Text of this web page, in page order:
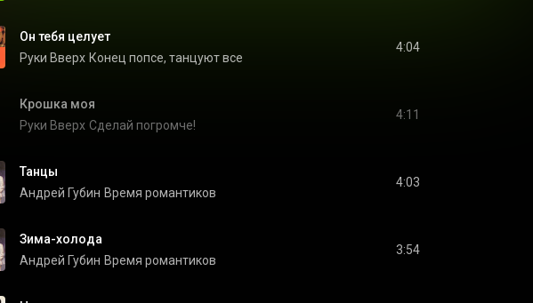
Он тебя целует
Руки Вверх Конец попсе, танцуют все
4:04
Крошка моя
Руки Вверх Сделай погромче!
4:11
Танцы
Андрей Губин Время романтиков
4:03
Зима-холода
Андрей Губин Время романтиков
3:54